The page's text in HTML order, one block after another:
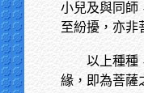
小兒及與同師
至紛擾，亦非
以上種種
緣，即為菩薩